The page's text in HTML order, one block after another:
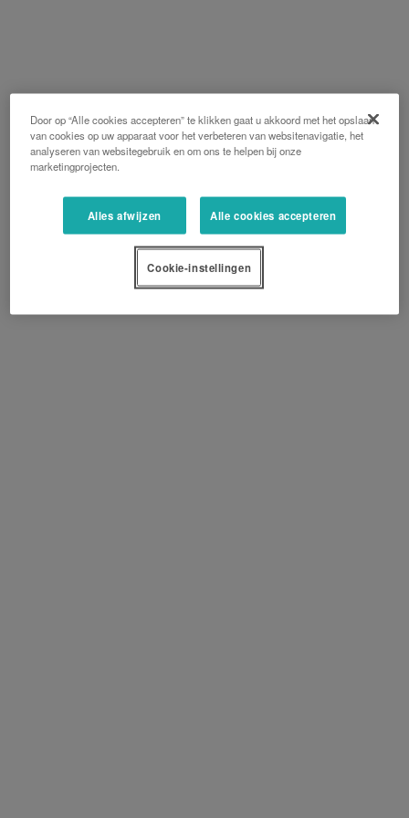
Door op “Alle cookies accepteren” te klikken gaat u akkoord met het opslaan
van cookies op uw apparaat voor het verbeteren van websitenavigatie, het
analyseren van websitegebruik en om ons te helpen bij onze
marketingprojecten.
Alles afwijzen Alle cookies accepteren
Cookie-instellingen